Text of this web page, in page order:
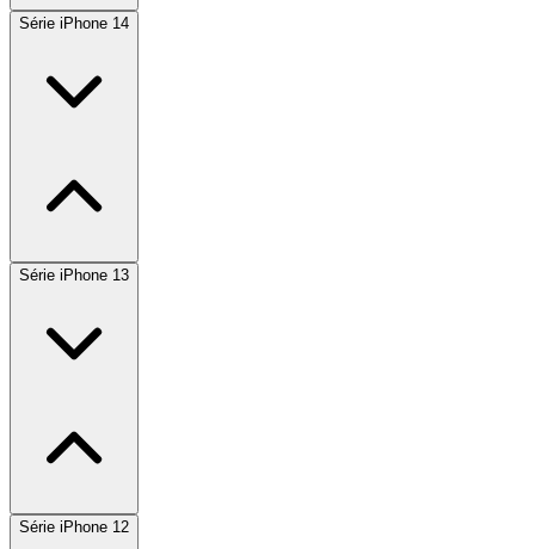
Série iPhone 14
Série iPhone 13
Série iPhone 12